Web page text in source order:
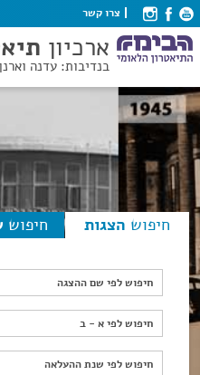
צרו קשר
ארכיון
בנדיבות: עדנה
חיפוש הצגות חיפוש
חיפוש לפי שם ההצגה
חיפוש לפי א - ב
חיפוש לפי א - ב
חיפוש לפי שנת ההעלאה
חיפוש לפי שנת ההעלאה